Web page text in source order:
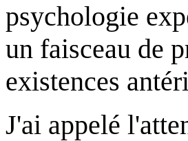
psychologie
un faisceau de
existences
J'ai appelé